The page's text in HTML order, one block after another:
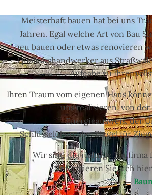
Meisterhaft bauen hat bei uns
Jahren. Egal welche Art von Bau
neu bauen oder etwas renovieren
Qualitätshandwerker aus
Aufgabe zu Ihrer
Ihren Traum vom eigenen Haus
uns realisieren, von
Energieausweis, der
Schlüsselübergabe. Ziegel für
Wir sind die richtige Baufirma
Informieren Sie sich